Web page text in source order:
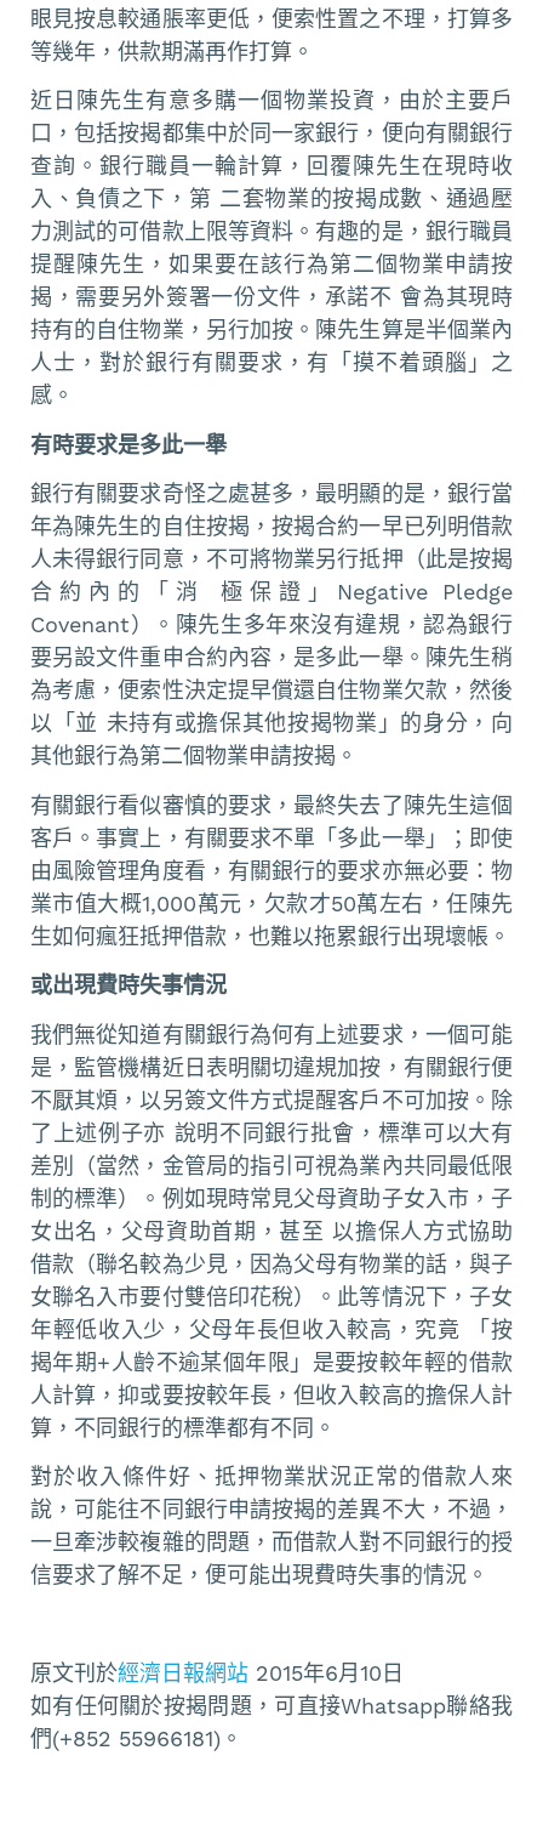
眼見按息較通脹率更低，便索性置之不理，打算多
等幾年，供款期滿再作打算。
近日陳先生有意多購一個物業投資，由於主要戶
口，包括按揭都集中於同一家銀行，便向有關銀行
查詢。銀行職員一輪計算，回覆陳先生在現時收
入、負債之下，第 二套物業的按揭成數、通過壓
力測試的可借款上限等資料。有趣的是，銀行職員
提醒陳先生，如果要在該行為第二個物業申請按
揭，需要另外簽署一份文件，承諾不 會為其現時
持有的自住物業，另行加按。陳先生算是半個業內
人士，對於銀行有關要求，有「摸不着頭腦」之
感。
有時要求是多此一舉
銀行有關要求奇怪之處甚多，最明顯的是，銀行當
年為陳先生的自住按揭，按揭合約一早已列明借款
人未得銀行同意，不可將物業另行抵押（此是按揭
合約內的「消 極保證」Negative Pledge
Covenant）。陳先生多年來沒有違規，認為銀行
要另設文件重申合約內容，是多此一舉。陳先生稍
為考慮，便索性決定提早償還自住物業欠款，然後
以「並 未持有或擔保其他按揭物業」的身分，向
其他銀行為第二個物業申請按揭。
有關銀行看似審慎的要求，最終失去了陳先生這個
客戶。事實上，有關要求不單「多此一舉」；即使
由風險管理角度看，有關銀行的要求亦無必要：物
業市值大概1,000萬元，欠款才50萬左右，任陳先
生如何瘋狂抵押借款，也難以拖累銀行出現壞帳。
或出現費時失事情況
我們無從知道有關銀行為何有上述要求，一個可能
是，監管機構近日表明關切違規加按，有關銀行便
不厭其煩，以另簽文件方式提醒客戶不可加按。除
了上述例子亦 說明不同銀行批會，標準可以大有
差別（當然，金管局的指引可視為業內共同最低限
制的標準）。例如現時常見父母資助子女入市，子
女出名，父母資助首期，甚至 以擔保人方式協助
借款（聯名較為少見，因為父母有物業的話，與子
女聯名入市要付雙倍印花稅）。此等情況下，子女
年輕低收入少，父母年長但收入較高，究竟 「按
揭年期+人齡不逾某個年限」是要按較年輕的借款
人計算，抑或要按較年長，但收入較高的擔保人計
算，不同銀行的標準都有不同。
對於收入條件好、抵押物業狀況正常的借款人來
說，可能往不同銀行申請按揭的差異不大，不過，
一旦牽涉較複雜的問題，而借款人對不同銀行的授
信要求了解不足，便可能出現費時失事的情況。
原文刊於經濟日報網站 2015年6月10日
如有任何關於按揭問題，可直接Whatsapp聯絡我
們(+852 55966181)。